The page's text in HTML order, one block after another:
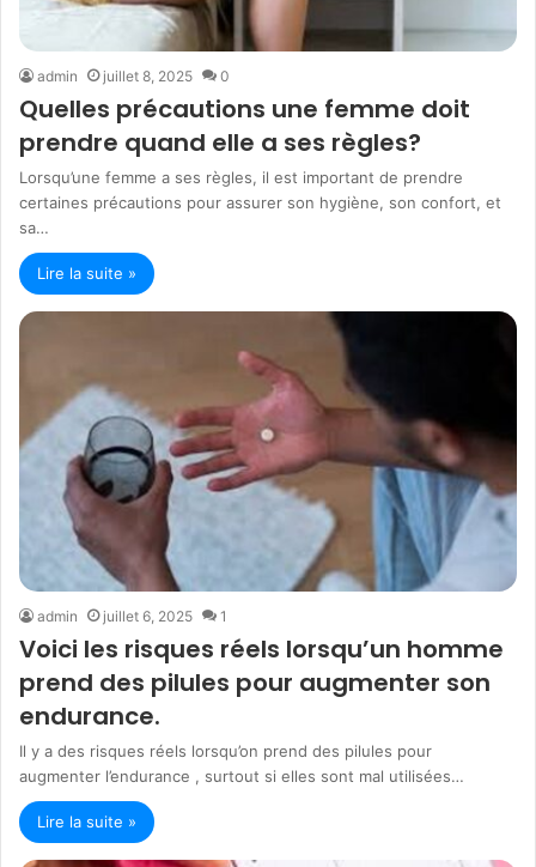
admin juillet 8, 2025 0
Quelles précautions une femme doit
prendre quand elle a ses règles?
Lorsqu’une femme a ses règles, il est important de prendre
certaines précautions pour assurer son hygiène, son confort, et
sa…
Lire la suite »
admin juillet 6, 2025 1
Voici les risques réels lorsqu’un homme
prend des pilules pour augmenter son
endurance.
Il y a des risques réels lorsqu’on prend des pilules pour
augmenter l’endurance , surtout si elles sont mal utilisées…
Lire la suite »